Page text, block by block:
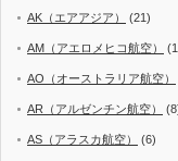
AK（エアアジア） (21)
AM（アエロメヒコ航空）
AO（オーストラリア航空）
AR（アルゼンチン航空）
AS（アラスカ航空） (6)